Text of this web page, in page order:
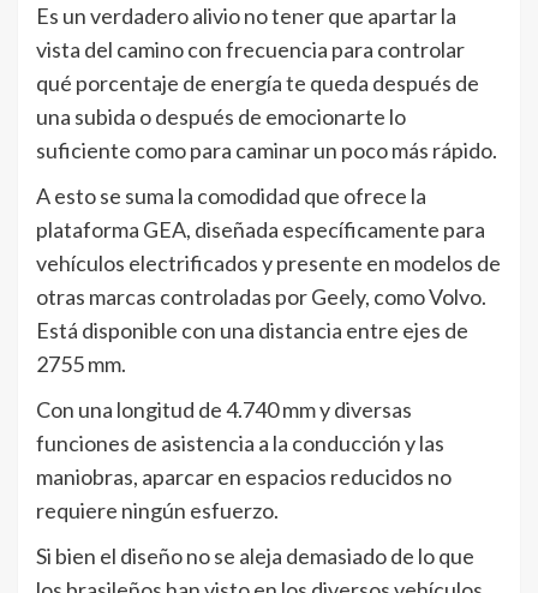
Es un verdadero alivio no tener que apartar la
vista del camino con frecuencia para controlar
qué porcentaje de energía te queda después de
una subida o después de emocionarte lo
suficiente como para caminar un poco más rápido.
A esto se suma la comodidad que ofrece la
plataforma GEA, diseñada específicamente para
vehículos electrificados y presente en modelos de
otras marcas controladas por Geely, como Volvo.
Está disponible con una distancia entre ejes de
2755 mm.
Con una longitud de 4.740 mm y diversas
funciones de asistencia a la conducción y las
maniobras, aparcar en espacios reducidos no
requiere ningún esfuerzo.
Si bien el diseño no se aleja demasiado de lo que